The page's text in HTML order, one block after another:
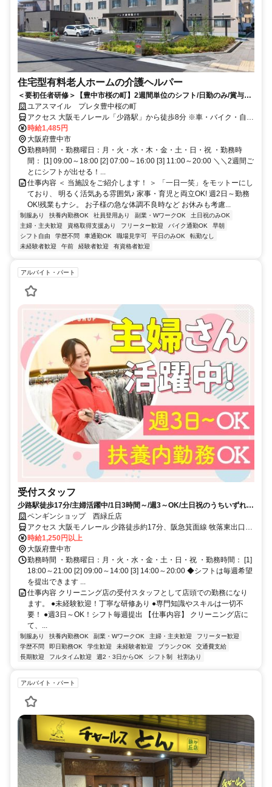
住宅型有料老人ホームの介護ヘルパー
＜要初任者研修＞【豊中市桜の町】2週間単位のシフト/日勤のみ/賞与あ
わせて年2回/上場グループ企業
ユアスマイル プレタ豊中桜の町
アクセス 大阪モノレール「少路駅」から徒歩8分 ※車・バイク・自転
車通勤可！ （駐車場あり）
時給1,485円
大阪府豊中市
勤務時間 ・勤務曜日：月・火・水・木・金・土・日・祝 ・勤務時
間： [1] 09:00～18:00 [2] 07:00～16:00 [3] 11:00～20:00 ＼＼2週間ご
とにシフトが出せる！...
仕事内容 ＜ 当施設をご紹介します！ ＞ 「一日一笑」をモットーにし
ており、 明るく活気ある雰囲気♪ 家事・育児と両立OK! 週2日～勤務
OK!残業もナシ。 お子様の急な体調不良時など お休みも考慮...
制服あり 扶養内勤務OK 社員登用あり 副業・WワークOK
土日祝のみOK
主婦・主夫歓迎
資格取得支援あり フリーター歓迎 バイク通勤OK
早朝
シフト自由
学歴不問 車通勤OK 職場見学可 平日のみOK
転勤なし
未経験者歓迎
午前 経験者歓迎 有資格者歓迎
アルバイト・パート
受付スタッフ
少路駅徒歩17分/主婦活躍中/1日3時間～/週3～OK/土日祝のうちいずれか
1日勤務
ペンギンショップ 西緑丘店
アクセス 大阪モノレール 少路徒歩約17分、阪急箕面線 牧落東出口徒
歩約26分、阪急箕面線 桜井（大阪府）北口徒歩約28分
時給1,250円以上
大阪府豊中市
勤務時間 ・勤務曜日：月・火・水・金・土・日・祝 ・勤務時間： [1]
18:00～21:00 [2] 09:00～14:00 [3] 14:00～20:00 ◆シフトは毎週希望
を提出できます ...
仕事内容 クリーニング店の受付スタッフとして店頭での勤務になり
ます。 ●未経験歓迎！丁寧な研修あり ●専門知識やスキルは一切不
要！ ●週3日～OK！シフト毎週提出 【仕事内容】 クリーニング店に
て、...
制服あり 扶養内勤務OK 副業・WワークOK 主婦・主夫歓迎
フリーター歓迎
学歴不問
即日勤務OK 学生歓迎 未経験者歓迎 ブランクOK
交通費支給
長期歓迎
フルタイム歓迎 週2・3日からOK シフト制 社割あり
アルバイト・パート